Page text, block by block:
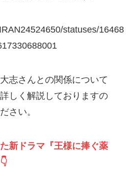
statuses/16468
志さんとの関係について
しく解説しておりますの
さい。
新ドラマ『王様に捧ぐ薬